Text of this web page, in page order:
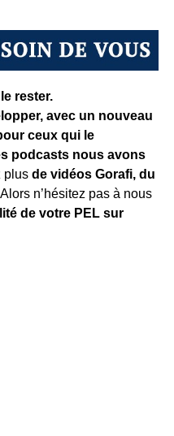
rester.
avec un nouveau
ceux qui le
podcasts nous avons
plus de vidéos Gorafi, du
Alors n’hésitez pas à nous
de votre PEL sur